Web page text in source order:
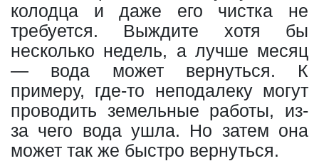
колодца и даже его чистка не
требуется. Выждите хотя бы
несколько недель, а лучше месяц
— вода может вернуться. К
примеру, где-то неподалеку могут
проводить земельные работы, из-
за чего вода ушла. Но затем она
может так же быстро вернуться.